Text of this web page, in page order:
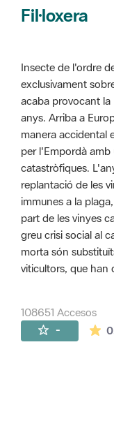
Fil·loxera
Insecte de l'ordre
exclusivament
acaba provocant
anys. Arriba a
manera accidental
per l'Empordà
catastròfiques.
replantació de les
immunes a la
part de les vinyes
greu crisi social al
morta són
viticultors, que han
108651 Accesos
-